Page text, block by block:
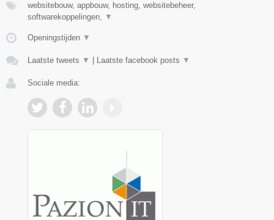
websitebouw, appbouw, hosting, websitebeheer,
softwarekoppelingen, ▼
Openingstijden ▼
Laatste tweets ▼ Laatste facebook posts ▼
Sociale media: